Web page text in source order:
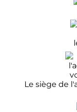
Le siège de